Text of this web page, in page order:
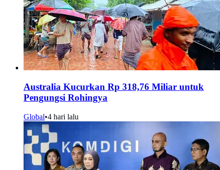
Australia Kucurkan Rp 318,76 Miliar untuk
Pengungsi Rohingya
Global•4 hari lalu